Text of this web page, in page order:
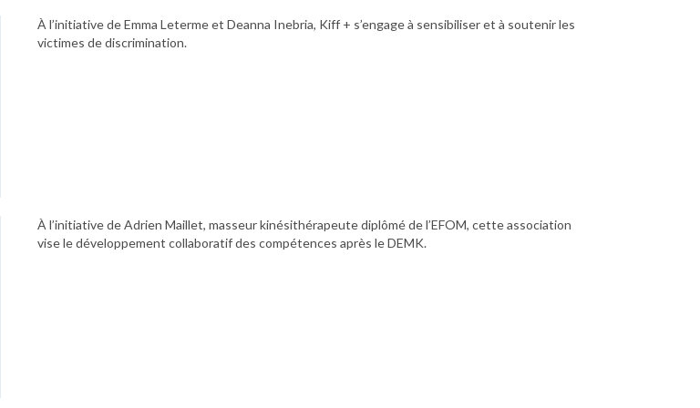
À l’initiative de Emma Leterme et Deanna Inebria, Kiff + s’engage à sensibiliser et à soutenir les
victimes de discrimination.
À l’initiative de Adrien Maillet, masseur kinésithérapeute diplômé de l’EFOM, cette association
vise le développement collaboratif des compétences après le DEMK.